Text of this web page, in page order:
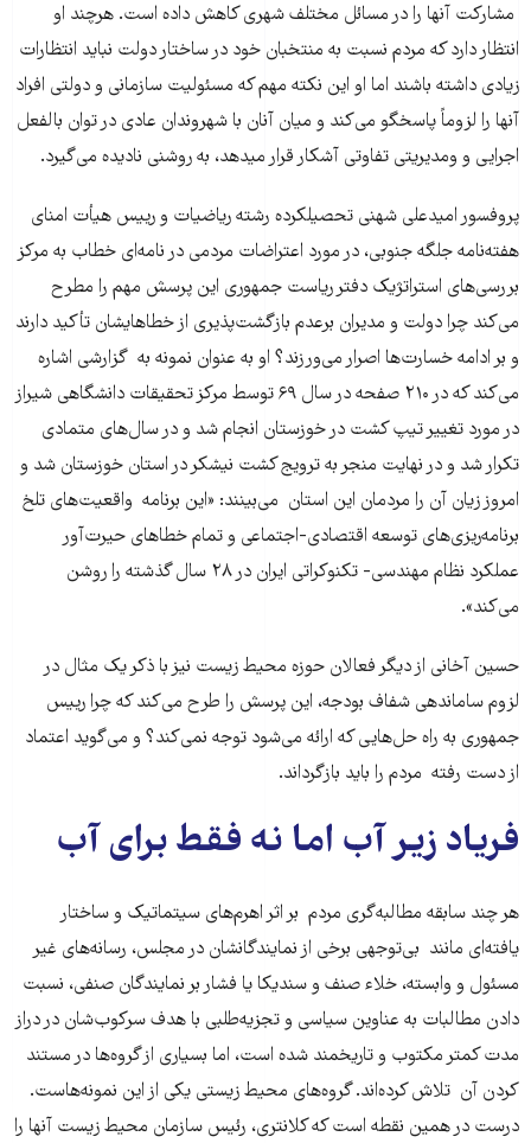
مشارکت آنها را در مسائل مختلف شهری کاهش داده است. هرچند او
انتظار دارد که مردم نسبت به منتخبان خود در ساختار دولت نباید انتظارات
زیادی داشته باشند اما او این نکته مهم که مسئولیت سازمانی و دولتی افراد
آنها را لزوماً پاسخگو می‌کند و میان آنان با شهروندان عادی در توان بالفعل
اجرایی و ومدیریتی تفاوتی آشکار قرار میدهد، به روشنی نادیده می‌گیرد.
پروفسور امیدعلی شهنی تحصیلکرده رشته ریاضیات و رییس هیأت امنای
هفته‌نامه جلگه جنوبی، در مورد اعتراضات مردمی در نامه‌ای خطاب به مرکز
بررسی‌های استراتژیک دفتر ریاست جمهوری این پرسش مهم را مطرح
می‌کند چرا دولت و مدیران برعدم بازگشت‌پذیری از خطاهایشان تأکید دارند
و بر ادامه خسارت‌ها اصرار می‌ورزند؟ او به عنوان نمونه به گزارشی اشاره
می‌کند که در ۲۱۰ صفحه در سال ۶۹ توسط مرکز تحقیقات دانشگاهی شیراز
در مورد تغییر تیپ کشت در خوزستان انجام شد و در سال‌های متمادی
تکرار شد و در نهایت منجر به ترویج کشت نیشکر در استان خوزستان شد و
امروز زیان آن را مردمان این استان می‌بینند: «این برنامه واقعیت‌های تلخ
برنامه‌‌ریزی‌های توسعه اقتصادی-اجتماعی و تمام خطاهای حیرت‌آور
عملکرد نظام مهندسی- تکنوکراتی ایران در ۲۸ سال گذشته را روشن
می‌کند».
حسین آخانی از دیگر فعالان حوزه محیط زیست نیز با ذکر یک مثال در
لزوم ساماندهی شفاف بودجه، این پرسش را طرح می‌کند که چرا رییس
جمهوری به راه حل‌هایی که ارائه می‌شود توجه نمی‌کند؟ و می‌گوید اعتماد
از دست رفته مردم را باید بازگرداند.
فریاد زیر آب اما نه فقط برای آب
هر چند سابقه مطالبه‌گری مردم بر اثر اهرم‌های سیتماتیک و ساختار
یافته‌ای مانند بی‌توجهی برخی از نمایندگانشان در مجلس، رسانه‌های غیر
مسئول و وابسته، خلاء صنف و سندیکا یا فشار بر نمایندگان صنفی، نسبت
دادن مطالبات به عناوین سیاسی و تجزیه‌طلبی با هدف سرکوب‌شان در دراز
مدت کمتر مکتوب و تاریخمند شده است، اما بسیاری از گروه‌ها در مستند
کردن آن تلاش کرده‌اند. گروه‌های محیط زیستی یکی از این نمونه‌هاست.
درست در همین نقطه است که کلانتری، رئیس سازمان محیط زیست آنها را